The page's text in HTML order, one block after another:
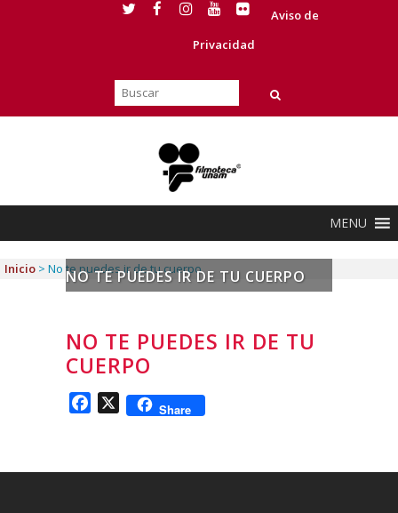
Aviso de
Privacidad
MENU
NO TE PUEDES IR DE TU CUERPO
Inicio > No te puedes ir de tu cuerpo
NO TE PUEDES IR DE TU
CUERPO
Facebook
X Share